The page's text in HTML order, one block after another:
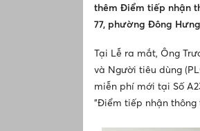
thêm Điểm tiếp nhận
77, phường Đông Hưng
Tại Lễ ra mắt, Ông
và Người tiêu dùng
miễn phí mới tại Số
"Điểm tiếp nhận thông